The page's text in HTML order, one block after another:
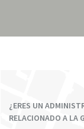
¿ERES UN
RELACIONADO A LA